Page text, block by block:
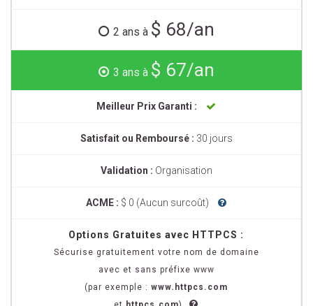
2 ans à $ 68/an
3 ans à $ 67/an
Meilleur Prix Garanti :
Satisfait ou Remboursé : 30 jours
Validation : Organisation
ACME : $ 0 (Aucun surcoût)
Options Gratuites avec HTTPCS :
Sécurise gratuitement votre nom de domaine
avec et sans préfixe www
(par exemple : www.httpcs.com